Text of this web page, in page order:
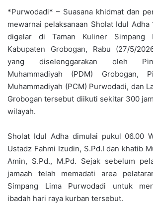
*Purwodadi* – Suasana khidmat dan
mewarnai pelaksanaan Sholat Idul
digelar di Taman Kuliner Simpang
Kabupaten Grobogan, Rabu (27/5/
yang diselenggarakan oleh
Muhammadiyah (PDM) Grobogan,
Muhammadiyah (PCM) Purwodadi, dan
Grobogan tersebut diikuti sekitar 300
wilayah.
Sholat Idul Adha dimulai pukul 06.00
Ustadz Fahmi Izudin, S.Pd.I dan khatib
Amin, S.Pd., M.Pd. Sejak sebelum
jamaah telah memadati area
Simpang Lima Purwodadi untuk
ibadah hari raya kurban tersebut.